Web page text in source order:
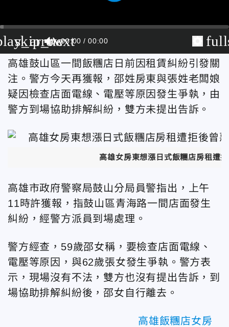
skip_next
00:00 00:00
高雄鼓山區一間飯糰店日前因租賃糾紛引發關
注。警方今天再獲報，邵姓房東與張姓老闆娘
疑因檢查店面電線、電壓等原因發生爭執，由
警方到場協助排解糾紛，雙方未提出告訴。
高雄女房東想漲日式飯糰店房租遭
高雄市政府警察局鼓山分局員警指出，上午
11時許獲報，指鼓山區青海路一間店面發生
糾紛，經警方派員到場處理。
警方經查，59歲邵女稱，要檢查店面電線、
電壓等原因，與62歲張女發生爭執。警方表
示，現場沒有不法，雙方也沒有提出告訴，到
場協助排解糾紛後，邵女自行離去。
高雄飯糰店女房